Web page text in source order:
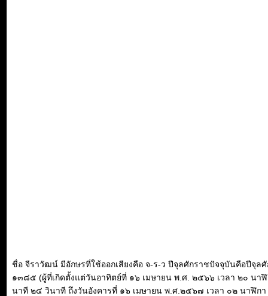
ชื่อ จีราวัฒน์ มีอักษรที่ใช้ออกเสียงคือ จ-ร-ว ปีจุลศักราชปัจจุบันคือปีจุล
๑๓๘๕ (ผู้ที่เกิดตั้งแต่วันอาทิตย์ที่ ๑๖ เมษายน พ.ศ. ๒๕๖๖ เวลา ๒๐ นา
นาที ๒๔ วินาที ถึงวันอังคารที่ ๑๖ เมษายน พ.ศ.๒๕๖๗ เวลา ๐๒ นาฬิก